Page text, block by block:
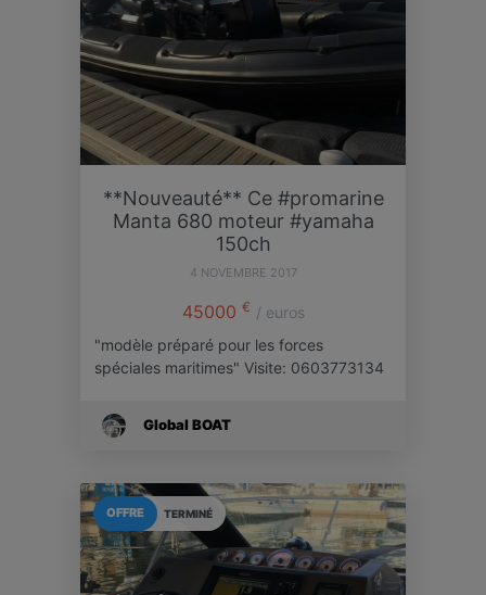
**Nouveauté** Ce #promarine
Manta 680 moteur #yamaha
150ch
4 NOVEMBRE 2017
45000 € / euros
"modèle préparé pour les forces
spéciales maritimes" Visite: 0603773134
Global BOAT
TERMINÉ
OFFRE